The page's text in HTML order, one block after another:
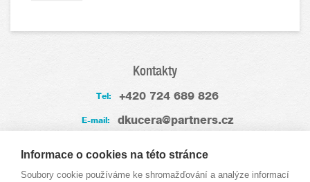
Kontakty
Tel: +420 724 689 826
E-mail: dkucera@partners.cz
Zkušenosti
Informace o cookies na této stránce
Soubory cookie používáme ke shromažďování a analýze informací